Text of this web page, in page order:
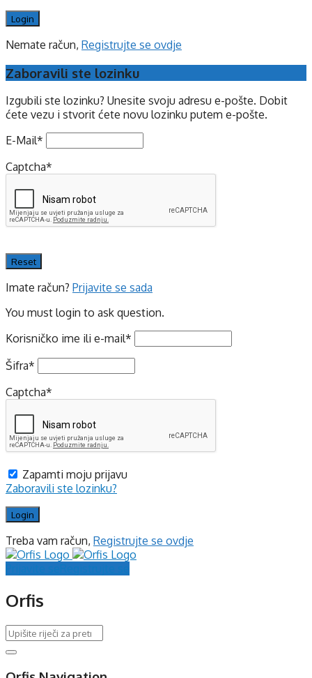
Nemate račun, Registrujte se ovdje
Zaboravili ste lozinku
Izgubili ste lozinku? Unesite svoju adresu e-pošte. Dobit
ćete vezu i stvorit ćete novu lozinku putem e-pošte.
E-Mail*
Captcha*
Imate račun? Prijavite se sada
You must login to ask question.
Korisničko ime ili e-mail*
Šifra*
Captcha*
Zapamti moju prijavu
Zaboravili ste lozinku?
Treba vam račun, Registrujte se ovdje
Orfis